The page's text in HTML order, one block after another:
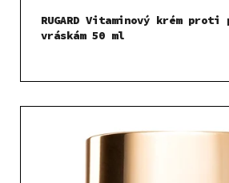
RUGARD Vitaminový krém proti
vráskám 50 ml